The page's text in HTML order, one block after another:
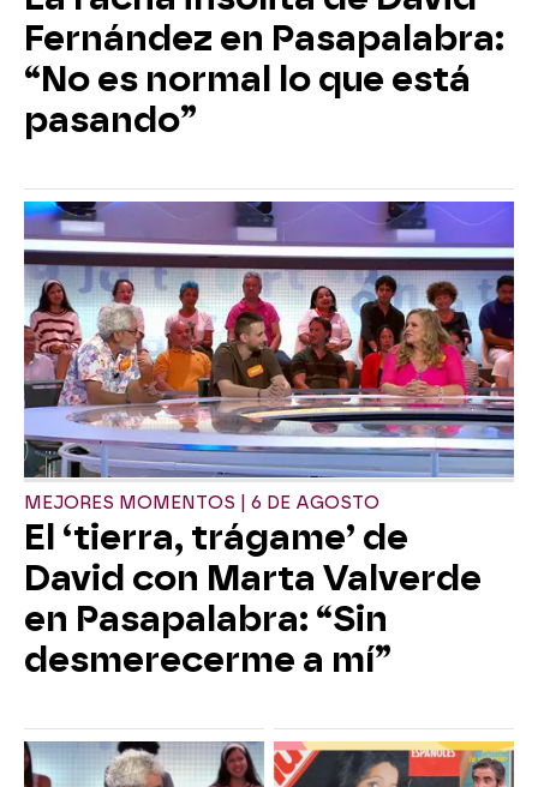
Fernández en Pasapalabra:
“No es normal lo que está
pasando”
MEJORES MOMENTOS | 6 DE AGOSTO
El ‘tierra, trágame’ de
David con Marta Valverde
en Pasapalabra: “Sin
desmerecerme a mí”